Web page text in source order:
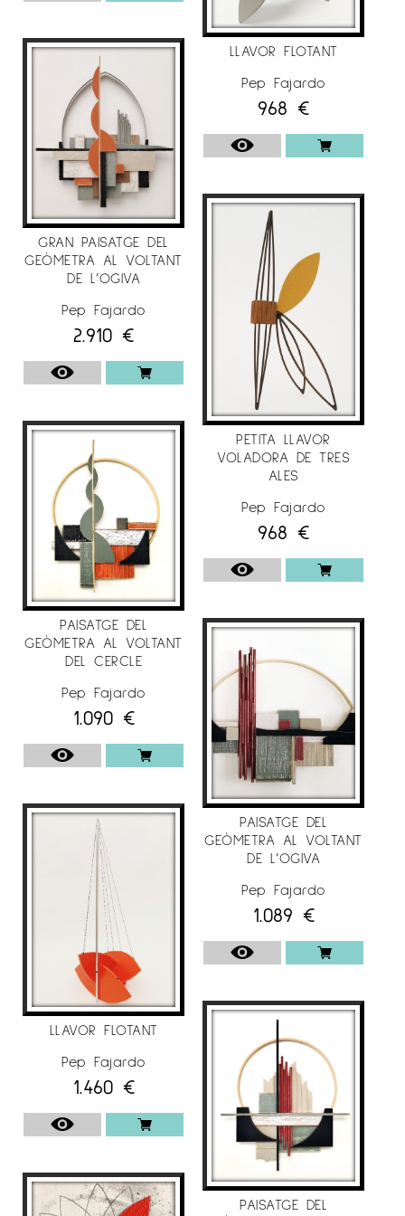
GRAN PAISATGE DEL
GEÒMETRA AL VOLTANT
DE L’OGIVA
Pep Fajardo
2.910 €
PAISATGE DEL
GEÒMETRA AL VOLTANT
DEL CERCLE
Pep Fajardo
1.090 €
LLAVOR FLOTANT
Pep Fajardo
1.460 €
LLAVOR FLOTANT
Pep Fajardo
968 €
PETITA LLAVOR
VOLADORA DE TRES
ALES
Pep Fajardo
968 €
PAISATGE DEL
GEÒMETRA AL VOLTANT
DE L’OGIVA
Pep Fajardo
1.089 €
PAISATGE DEL